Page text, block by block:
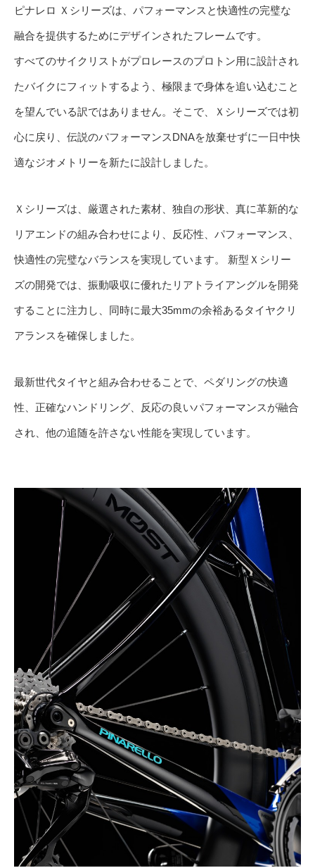
ピナレロ Ｘシリーズは、パフォーマンスと快適性の完璧な
融合を提供するためにデザインされたフレームです。
すべてのサイクリストがプロレースのプロトン用に設計され
たバイクにフィットするよう、極限まで身体を追い込むこと
を望んでいる訳ではありません。そこで、Ｘシリーズでは初
心に戻り、伝説のパフォーマンスDNAを放棄せずに一日中快
適なジオメトリーを新たに設計しました。
Ｘシリーズは、厳選された素材、独自の形状、真に革新的な
リアエンドの組み合わせにより、反応性、パフォーマンス、
快適性の完璧なバランスを実現しています。 新型Ｘシリー
ズの開発では、振動吸収に優れたリアトライアングルを開発
することに注力し、同時に最大35mmの余裕あるタイヤクリ
アランスを確保しました。
最新世代タイヤと組み合わせることで、ペダリングの快適
性、正確なハンドリング、反応の良いパフォーマンスが融合
され、他の追随を許さない性能を実現しています。